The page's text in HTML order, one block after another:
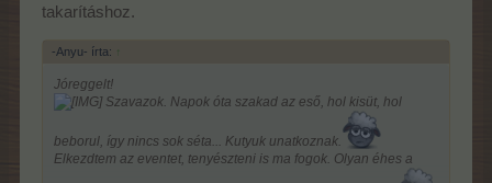
takarításhoz.
-Anyu- írta: ↑
Jóreggelt!
Szavazok. Napok óta szakad az eső, hol kisüt, hol
beborul, így nincs sok séta... Kutyuk unatkoznak.
Elkezdtem az eventet, tenyészteni is ma fogok. Olyan éhes a